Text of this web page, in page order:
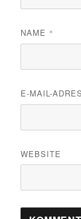
NAME *
E-MAIL-
WEBSITE